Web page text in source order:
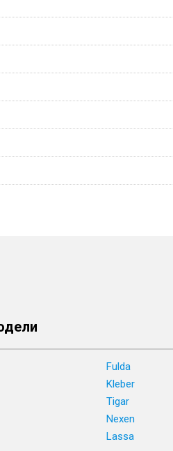
Fulda
Kleber
Tigar
Nexen
Lassa